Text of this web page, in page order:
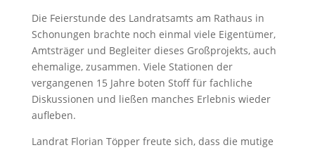
Die Feierstunde des Landratsamts am Rathaus in
Schonungen brachte noch einmal viele Eigentümer,
Amtsträger und Begleiter dieses Großprojekts, auch
ehemalige, zusammen. Viele Stationen der
vergangenen 15 Jahre boten Stoff für fachliche
Diskussionen und ließen manches Erlebnis wieder
aufleben.
Landrat Florian Töpper freute sich, dass die mutige